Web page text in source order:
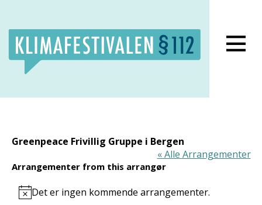
Lukk meny
Greenpeace Frivillig Gruppe i Bergen
« Alle Arrangementer
Arrangementer from this arrangør
NoticeDet er ingen kommende arrangementer.